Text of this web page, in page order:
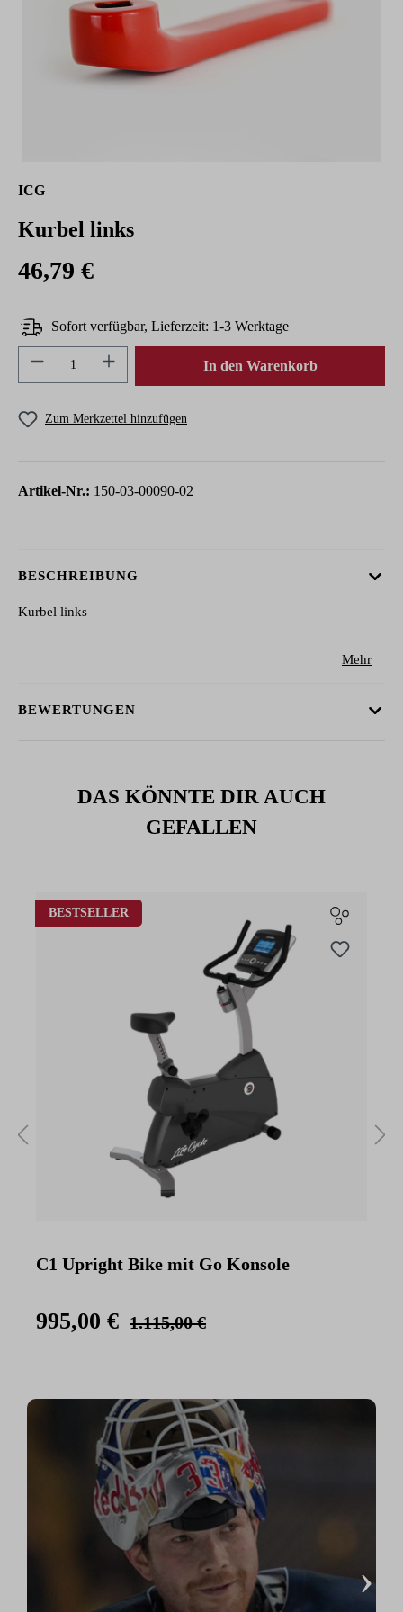
ICG
Kurbel links
46,79 €
Sofort verfügbar, Lieferzeit: 1-3 Werktage
Produkt Anzahl: Gib den gewünschten Wert
In den Warenkorb
Zum Merkzettel hinzufügen
Artikel-Nr.: 150-03-00090-02
BESCHREIBUNG
Kurbel links
Mehr
BEWERTUNGEN
DAS KÖNNTE DIR AUCH
GEFALLEN
Produktgalerie überspringen
BESTSELLER
C1 Upright Bike mit Go Konsole
995,00 € 1.115,00 €
›